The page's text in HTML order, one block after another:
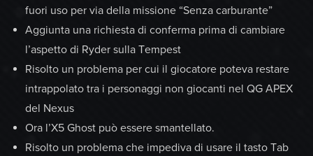
fuori uso per via della missione “Senza carburante”
Aggiunta una richiesta di conferma prima di cambiare
l’aspetto di Ryder sulla Tempest
Risolto un problema per cui il giocatore poteva restare
intrappolato tra i personaggi non giocanti nel QG APEX
del Nexus
Ora l’X5 Ghost può essere smantellato.
Risolto un problema che impediva di usare il tasto Tab